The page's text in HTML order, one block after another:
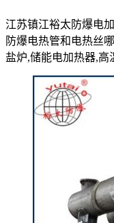
江苏镇江裕太防爆电
防爆电热管和电热丝
盐炉,储能电加热器,高